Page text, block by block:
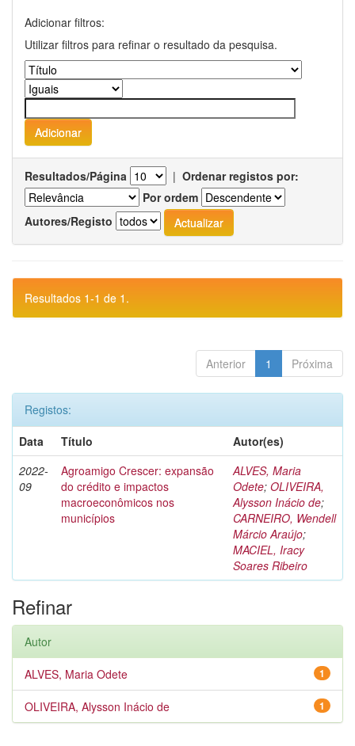
Adicionar filtros:
Utilizar filtros para refinar o resultado da pesquisa.
Resultados/Página | Ordenar registos por:
Por ordem
Autores/Registo
Resultados 1-1 de 1.
Anterior 1 Próxima
Registos:
Data
Título
Autor(es)
2022-
09
Agroamigo Crescer: expansão
do crédito e impactos
macroeconômicos nos
municípios
ALVES, Maria
Odete; OLIVEIRA,
Alysson Inácio de;
CARNEIRO, Wendell
Márcio Araújo;
MACIEL, Iracy
Soares Ribeiro
Refinar
Autor
1
ALVES, Maria Odete
1
OLIVEIRA, Alysson Inácio de